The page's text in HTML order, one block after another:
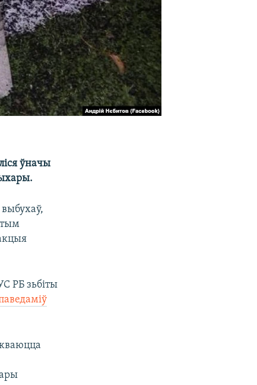
ўначы
РБ зьбіты